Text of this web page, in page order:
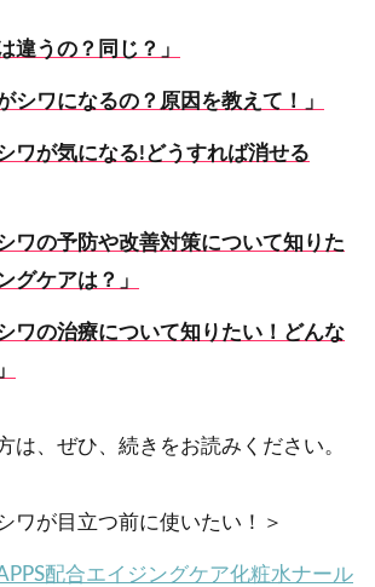
違うの？同じ？」
シワになるの？原因を教えて！」
ワが気になる!どうすれば消せる
ワの予防や改善対策について知りた
グケアは？」
ワの治療について知りたい！どんな
は、ぜひ、続きをお読みください。
ワが目立つ前に使いたい！＞
配合エイジングケア化粧水ナール